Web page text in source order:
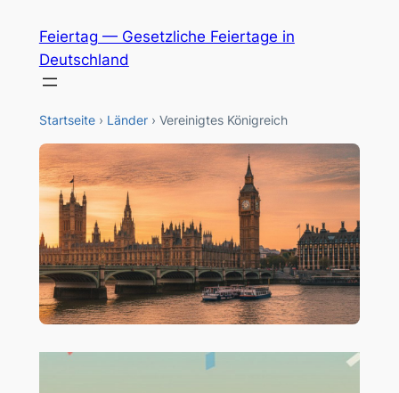
Inhalt
springen
Feiertag — Gesetzliche Feiertage in
Deutschland
Startseite› Länder› Vereinigtes Königreich